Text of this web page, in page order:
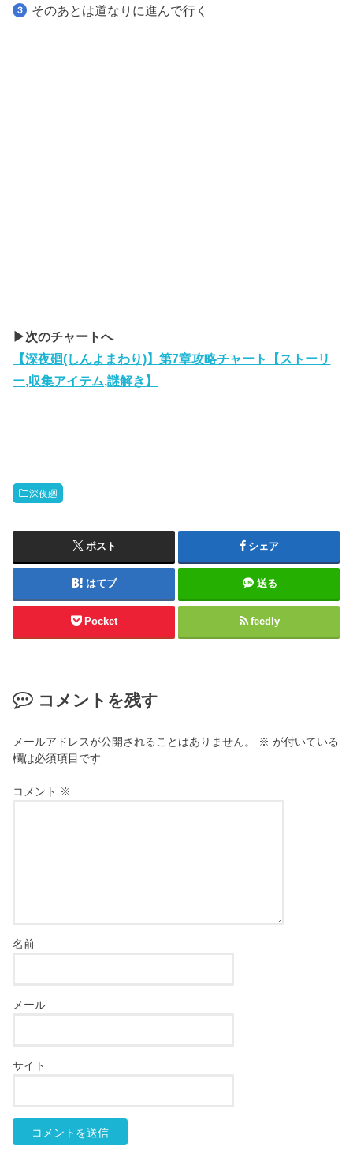
そのあとは道なりに進んで行く
▶︎次のチャートへ
【深夜廻(しんよまわり)】第7章攻略チャート【ストーリ
ー,収集アイテム,謎解き】
深夜廻
ポスト シェア
はてブ 送る
Pocket feedly
コメントを残す
メールアドレスが公開されることはありません。 ※ が付いている
欄は必須項目です
コメント ※
名前
メール
サイト